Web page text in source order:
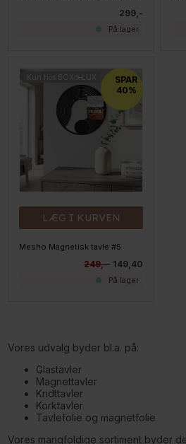
299,-
På lager
Kun hos BOXdeLUX
SPAR
40%
LÆG I KURVEN
Mesho Magnetisk tavle #5
249,- 149,40
På lager
Vores udvalg byder bl.a. på:
Glastavler
Magnettavler
Kridttavler
Korktavler
Tavlefolie og magnetfolie
Vores mangfoldige sortiment byder